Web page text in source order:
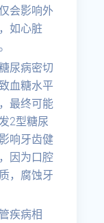
会影响外
如心脏
尿病密切
血糖水平
最终可能
2型糖尿
响牙齿健
因为口腔
，腐蚀牙
疾病相